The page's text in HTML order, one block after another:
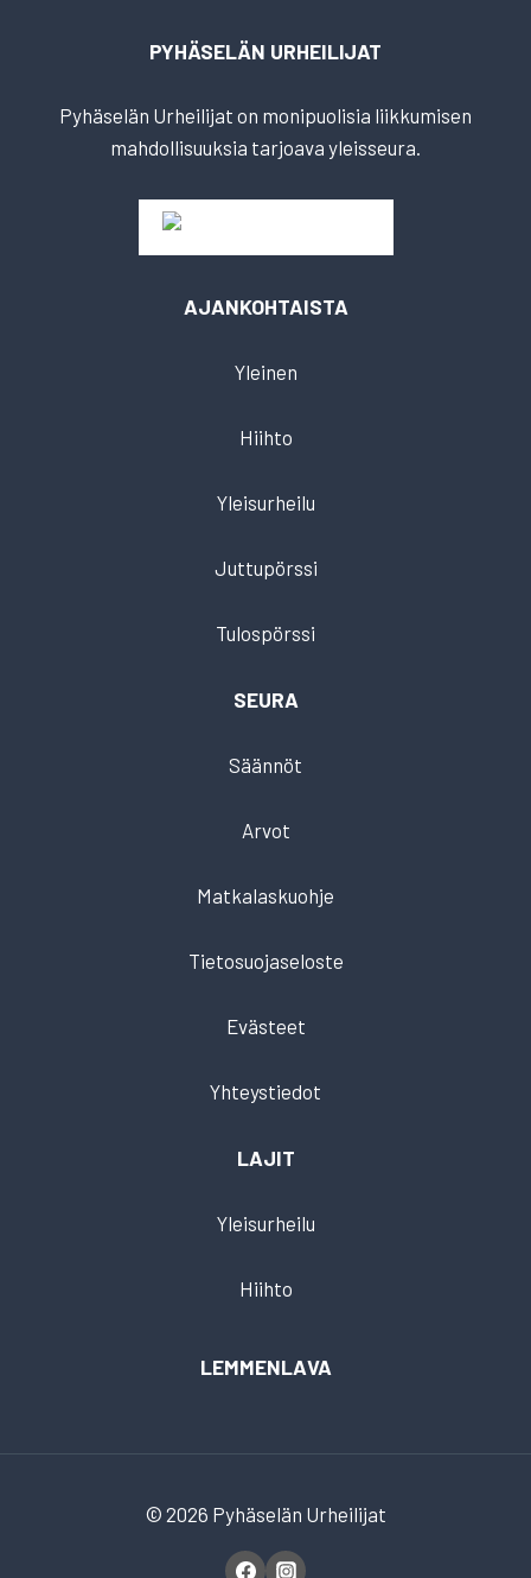
PYHÄSELÄN URHEILIJAT
Pyhäselän Urheilijat on monipuolisia liikkumisen
mahdollisuuksia tarjoava yleisseura.
AJANKOHTAISTA
Yleinen
Hiihto
Yleisurheilu
Juttupörssi
Tulospörssi
SEURA
Säännöt
Arvot
Matkalaskuohje
Tietosuojaseloste
Evästeet
Yhteystiedot
LAJIT
Yleisurheilu
Hiihto
LEMMENLAVA
© 2026 Pyhäselän Urheilijat